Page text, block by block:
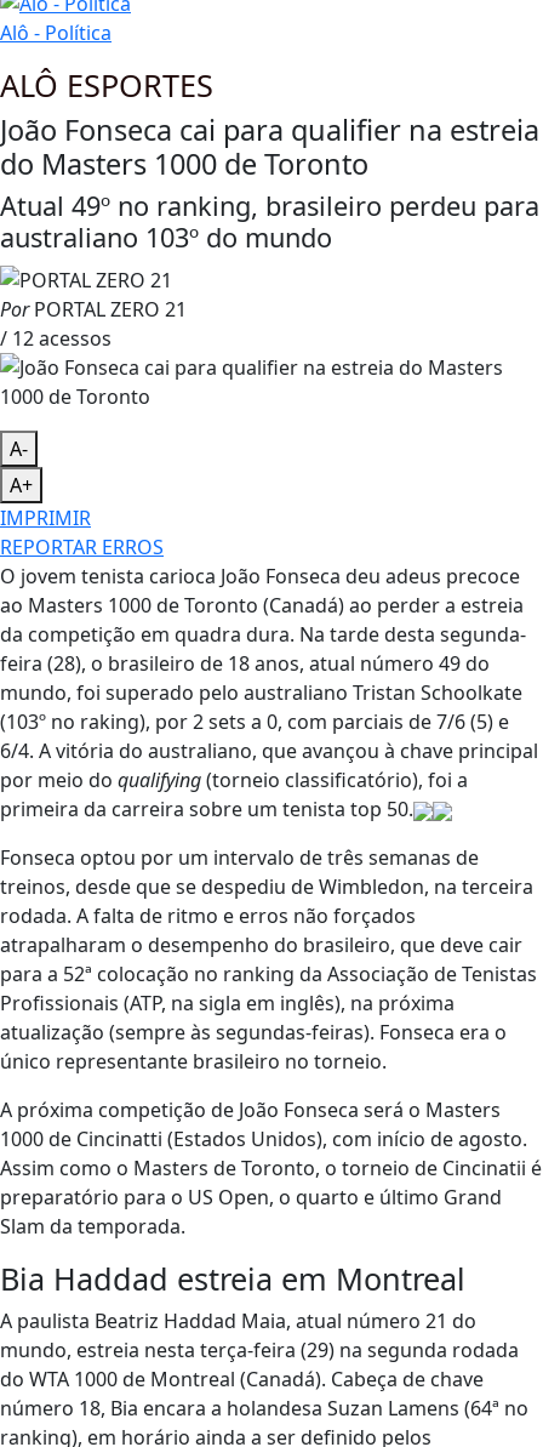
Alô - Política
ALÔ ESPORTES
João Fonseca cai para qualifier na estreia
do Masters 1000 de Toronto
Atual 49º no ranking, brasileiro perdeu para
australiano 103º do mundo
PorPORTAL ZERO 21
/ 12 acessos
A-
A+
IMPRIMIR
REPORTAR ERROS
O jovem tenista carioca João Fonseca deu adeus precoce
ao Masters 1000 de Toronto (Canadá) ao perder a estreia
da competição em quadra dura. Na tarde desta segunda-
feira (28), o brasileiro de 18 anos, atual número 49 do
mundo, foi superado pelo australiano Tristan Schoolkate
(103º no raking), por 2 sets a 0, com parciais de 7/6 (5) e
6/4. A vitória do australiano, que avançou à chave principal
por meio do qualifying(torneio classificatório), foi a
primeira da carreira sobre um tenista top 50.
Fonseca optou por um intervalo de três semanas de
treinos, desde que se despediu de Wimbledon, na terceira
rodada. A falta de ritmo e erros não forçados
atrapalharam o desempenho do brasileiro, que deve cair
para a 52ª colocação no ranking da Associação de Tenistas
Profissionais (ATP, na sigla em inglês), na próxima
atualização (sempre às segundas-feiras). Fonseca era o
único representante brasileiro no torneio.
A próxima competição de João Fonseca será o Masters
1000 de Cincinatti (Estados Unidos), com início de agosto.
Assim como o Masters de Toronto, o torneio de Cincinatii é
preparatório para o US Open, o quarto e último Grand
Slam da temporada.
Bia Haddad estreia em Montreal
A paulista Beatriz Haddad Maia, atual número 21 do
mundo, estreia nesta terça-feira (29) na segunda rodada
do WTA 1000 de Montreal (Canadá). Cabeça de chave
número 18, Bia encara a holandesa Suzan Lamens (64ª no
ranking), em horário ainda a ser definido pelos